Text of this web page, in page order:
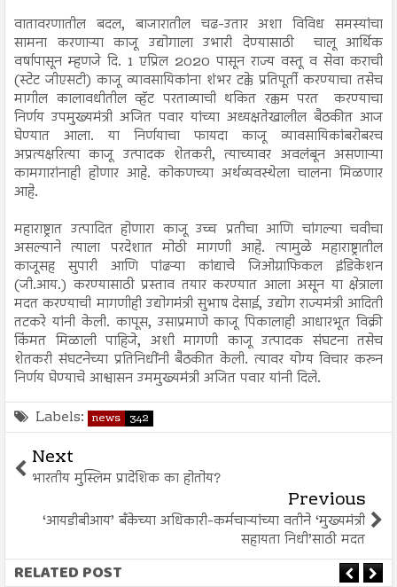
वातावरणातील बदल, बाजारातील चढ-उतार अशा विविध समस्यांचा
सामना करणाऱ्या काजू उद्योगाला उभारी देण्यासाठी चालू आर्थिक
वर्षापासून म्हणजे दि. 1 एप्रिल 2020 पासून राज्य वस्तू व सेवा कराची
(स्टेट जीएसटी) काजू व्यावसायिकांना शंभर टक्के प्रतिपूर्ती करण्याचा तसेच
मागील कालावधीतील व्हॅट परताव्याची थकित रक्कम परत करण्याचा
निर्णय उपमुख्यमंत्री अजित पवार यांच्या अध्यक्षतेखालील बैठकीत आज
घेण्यात आला. या निर्णयाचा फायदा काजू व्यावसायिकांबरोबरच
अप्रत्यक्षरित्या काजू उत्पादक शेतकरी, त्याच्यावर अवलंबून असणाऱ्या
कामगारांनाही होणार आहे. कोकणच्या अर्थव्यवस्थेला चालना मिळणार
आहे.
महाराष्ट्रात उत्पादित होणारा काजू उच्च प्रतीचा आणि चांगल्या चवीचा
असल्याने त्याला परदेशात मोठी मागणी आहे. त्यामुळे महाराष्ट्रातील
काजूसह सुपारी आणि पांढऱ्या कांद्याचे जिओग्राफिकल इंडिकेशन
(जी.आय.) करण्यासाठी प्रस्ताव तयार करण्यात आला असून या क्षेत्राला
मदत करण्याची मागणीही उद्योगमंत्री सुभाष देसाई, उद्योग राज्यमंत्री आदिती
तटकरे यांनी केली. कापूस, उसाप्रमाणे काजू पिकालाही आधारभूत विक्री
किंमत मिळाली पाहिजे, अशी मागणी काजू उत्पादक संघटना तसेच
शेतकरी संघटनेच्या प्रतिनिधींनी बैठकीत केली. त्यावर योग्य विचार करुन
निर्णय घेण्याचे आश्वासन उममुख्यमंत्री अजित पवार यांनी दिले.
Labels: news 342
Next
भारतीय मुस्लिम प्रादेशिक का होतोय?
Previous
‘आयडीबीआय’ बँकेच्या अधिकारी-कर्मचाऱ्यांच्या वतीने ‘मुख्यमंत्री
सहायता निधी’साठी मदत
RELATED POST